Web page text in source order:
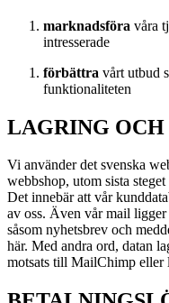
marknadsföra våra
intresserade
förbättra vårt utbud
funktionaliteten
LAGRING OCH
Vi använder det svenska
webbshop, utom sista
Det innebär att vår
av oss. Även vår mail
såsom nyhetsbrev och
här. Med andra ord, datan
motsats till MailChimp eller